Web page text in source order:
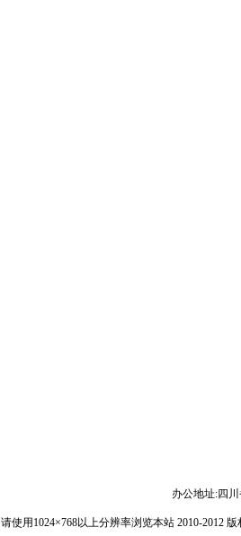
办公地址:四川
请使用1024×768以上分辨率浏览本站 2010-2012